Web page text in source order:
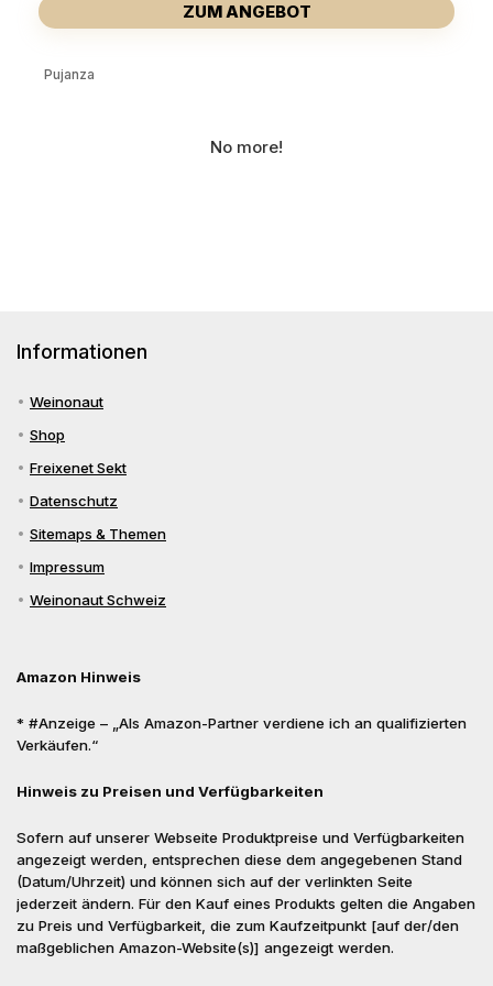
ZUM ANGEBOT
Pujanza
No more!
Informationen
Weinonaut
Shop
Freixenet Sekt
Datenschutz
Sitemaps & Themen
Impressum
Weinonaut Schweiz
Amazon Hinweis
* #Anzeige – „Als Amazon-Partner verdiene ich an qualifizierten
Verkäufen.“
Hinweis zu Preisen und Verfügbarkeiten
Sofern auf unserer Webseite Produktpreise und Verfügbarkeiten
angezeigt werden, entsprechen diese dem angegebenen Stand
(Datum/Uhrzeit) und können sich auf der verlinkten Seite
jederzeit ändern. Für den Kauf eines Produkts gelten die Angaben
zu Preis und Verfügbarkeit, die zum Kaufzeitpunkt [auf der/den
maßgeblichen Amazon-Website(s)] angezeigt werden.